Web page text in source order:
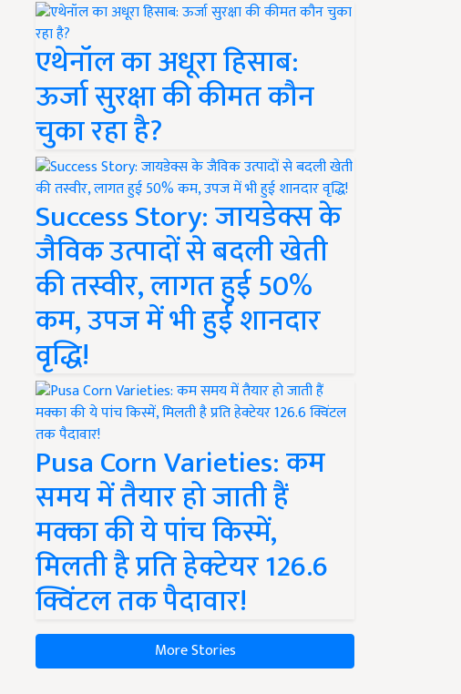
एथेनॉल का अधूरा हिसाब:
ऊर्जा सुरक्षा की कीमत कौन
चुका रहा है?
Success Story: जायडेक्स के
जैविक उत्पादों से बदली खेती
की तस्वीर, लागत हुई 50%
कम, उपज में भी हुई शानदार
वृद्धि!
Pusa Corn Varieties: कम
समय में तैयार हो जाती हैं
मक्का की ये पांच किस्में,
मिलती है प्रति हेक्टेयर 126.6
क्विंटल तक पैदावार!
More Stories